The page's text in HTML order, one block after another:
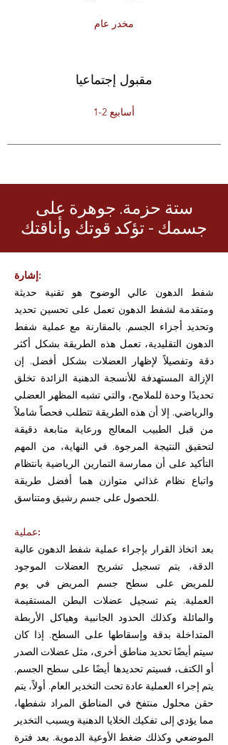
مخدر عام
مقبول إجتماعيا
1-2 أسابيع
ستة حزمة. جوهرة على
جسمك - تؤكد قوتك وأناقتك
إشارة:
شفط الدهون عالي الوضوح هو تقنية حديثة
ومتقدمة لشفط الدهون تعمل على تحسين تحديد
وتحديد أجزاء الجسم. بالمقارنة مع عملية شفط
الدهون التقليدية، تعمل هذه الطريقة بشكل أكثر
دقة وتفصيلاً لإظهار العضلات بشكل أفضل. إن
الإزالة المستهدفة للأنسجة الدهنية الزائدة تخلق
تحديدًا وحدة للملامح، والتي تشبه المظهر العضلي
والرياضي. إلا أن هذه الطريقة تتطلب فحصاً شاملاً
من قبل الطبيب المعالج ورعاية متابعة دقيقة
لتحقيق النتيجة المرجوة. في النهاية، من المهم
التأكيد على أن ممارسة التمارين الرياضية بانتظام
واتباع نظام غذائي متوازن هما أفضل طريقة
للحصول على جسم رشيق ومتناسق.
عملية:
بعد اتخاذ القرار بإجراء عملية شفط الدهون عالية
الدقة، يتم تسجيل تشريح العضلات الموجود
للمريض على سطح جسم المريض في يوم
العملية. يتم تسجيل عضلات البطن المستقيمة
والمائلة وكذلك الحدود الجانبية وهياكل الأربطة
المتداخلة بدقة وإسقاطها على السطح. إذا كان
سيتم أيضًا تحديد مناطق أخرى، مثل عضلات الصدر
أو الكتف، فسيتم تحديدها أيضًا على سطح الجسم.
يتم إجراء العملية عادة تحت التخدير العام. أولاً، يتم
حقن محلول منتفخ في المناطق المراد شفطها،
مما يؤدي إلى تفكيك الخلايا الدهنية ويسبب التخدير
الموضعي وكذلك ضغط الأوعية الدموية. بعد فترة